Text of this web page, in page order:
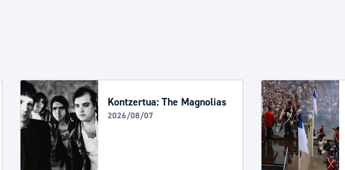
Berdintasuna, Giza Eskubideak eta bizikidetza
Kontzertua: The Magnolias
2026/08/07